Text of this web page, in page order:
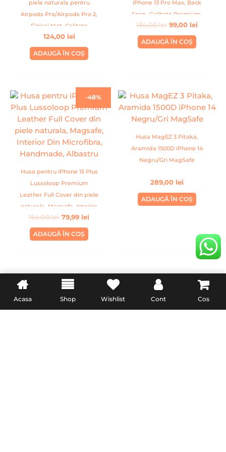
piele naturala pentru
Airpods Pro/Airpods Pro 2,
Finisaj Mat, Calitate
Premium, Handmade,
Negru
124,00 lei
ADAUGĂ ÎN COȘ
iPhone 13 Pro Max, Back
Snap, Calitate Premium,
Handmade, Visiniu
134,00lei 99,00 lei
ADAUGĂ ÎN COȘ
-48%
Husa pentru iPhone 15 Plus
Lussoloop Premium
Leather Full Cover din piele
naturala, Magsafe, Interior
Din Microfibra, Handmade,
Albastru
154,00lei
Prețul
inițial
a
fost:
154,00 lei.
79,99 lei
Prețul
este:
79,99 lei.
ADAUGĂ ÎN COȘ
Husa MagEZ 3 Pitaka,
Aramida 1500D iPhone 14
Negru/Gri MagSafe
289,00 lei
ADAUGĂ ÎN COȘ
INFORMATII UTILE LEGAL
Acasa Shop Wishlist Cont Cos